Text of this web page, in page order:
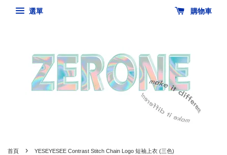
選單 購物車
首頁 › YESEYESEE Contrast Stitch Chain Logo 短袖上衣 (三色)